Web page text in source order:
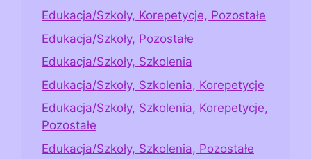
Edukacja/Szkoły, Korepetycje, Pozostałe
Edukacja/Szkoły, Pozostałe
Edukacja/Szkoły, Szkolenia
Edukacja/Szkoły, Szkolenia, Korepetycje
Edukacja/Szkoły, Szkolenia, Korepetycje,
Pozostałe
Edukacja/Szkoły, Szkolenia, Pozostałe